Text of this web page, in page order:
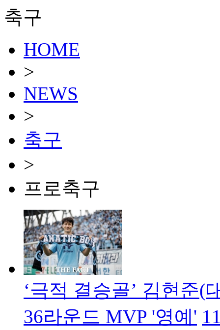
축구
HOME
>
NEWS
>
축구
>
프로축구
‘극적 결승골’ 김현준(
36라운드 MVP '영예'